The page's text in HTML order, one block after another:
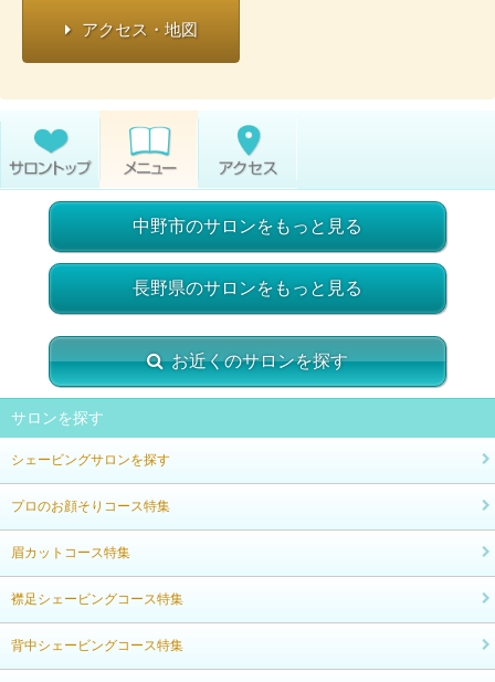
アクセス・地図
中野市のサロンをもっと見る
長野県のサロンをもっと見る
お近くのサロンを探す
サロンを探す
シェービングサロンを探す
プロのお顔そりコース特集
眉カットコース特集
襟足シェービングコース特集
背中シェービングコース特集